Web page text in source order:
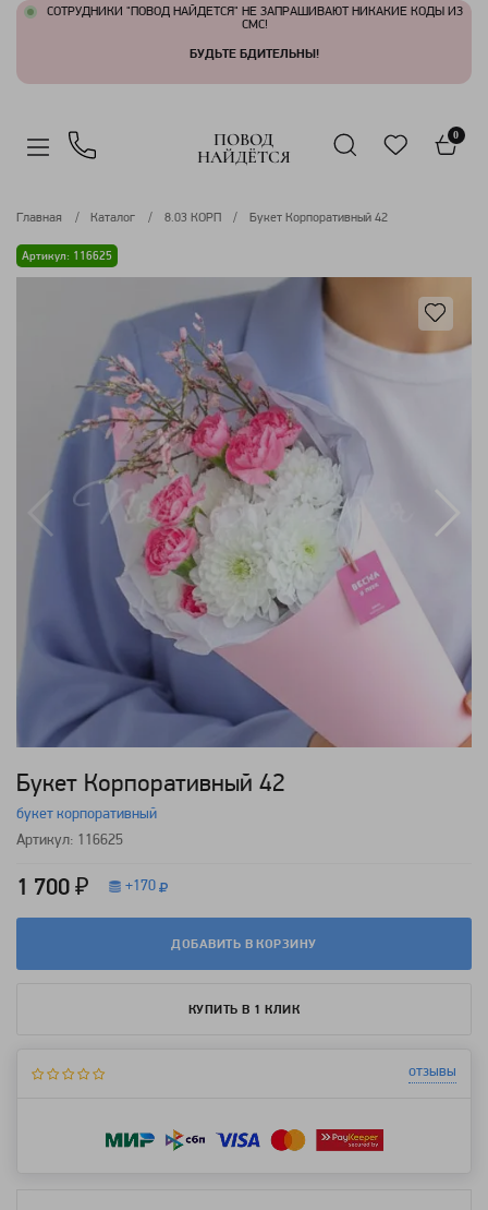
СОТРУДНИКИ "ПОВОД НАЙДЕТСЯ" НЕ ЗАПРАШИВАЮТ НИКАКИЕ КОДЫ ИЗ
СМС!
БУДЬТЕ БДИТЕЛЬНЫ!
ПОВОД
НАЙДЁТСЯ
0
Главная Каталог 8.03 КОРП Букет Корпоративный 42
Артикул: 116625
Букет Корпоративный 42
букет корпоративный
Артикул: 116625
1 700 ₽ +170
ДОБАВИТЬ В КОРЗИНУ
КУПИТЬ В 1 КЛИК
отзывы